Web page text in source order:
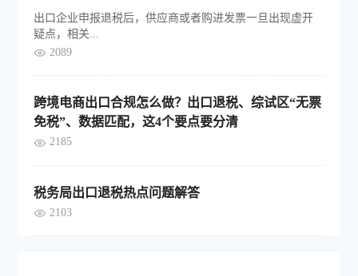
出口企业申报退税后，供应商或者购进发票一旦出现虚开
疑点，相关...
2089
跨境电商出口合规怎么做？出口退税、综试区“无票
免税”、数据匹配，这4个要点要分清
2185
税务局出口退税热点问题解答
2103